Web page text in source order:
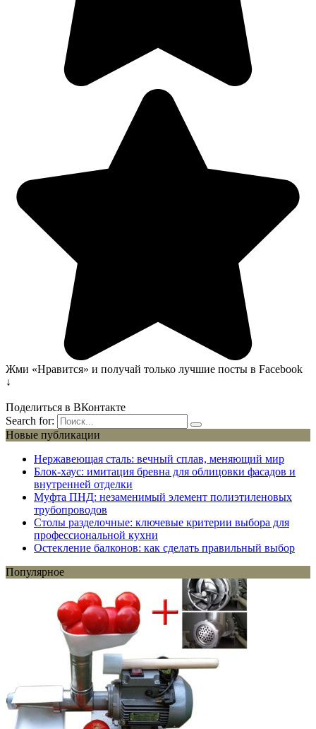
Жми «Нравится» и получай только лучшие посты в Facebook
↓
Поделиться в ВКонтакте
Search for:
Новые публикации
Нержавеющая сталь: вечный сплав, меняющий мир
Блок-хаус: имитация бревна для облицовки фасадов и
внутренней отделки
Муфта ПНД: незаменимый элемент полиэтиленовых
трубопроводов
Столы разделочные: ключевые критерии выбора для
профессиональной кухни
Остекление балконов: как сделать правильный выбор
Популярное